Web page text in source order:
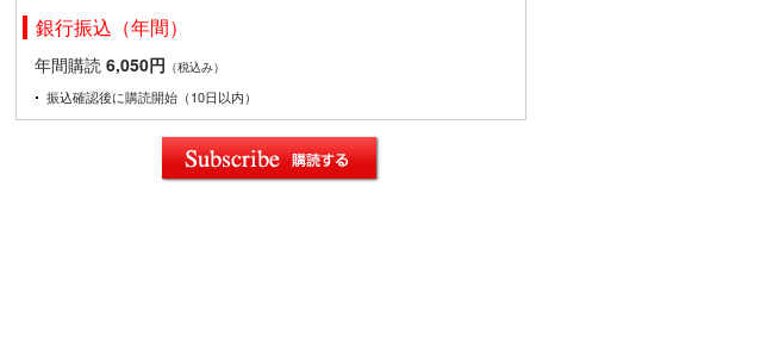
銀行振込（年間）
年間購読 6,050円 （税込み）
振込確認後に購読開始（10日以内）